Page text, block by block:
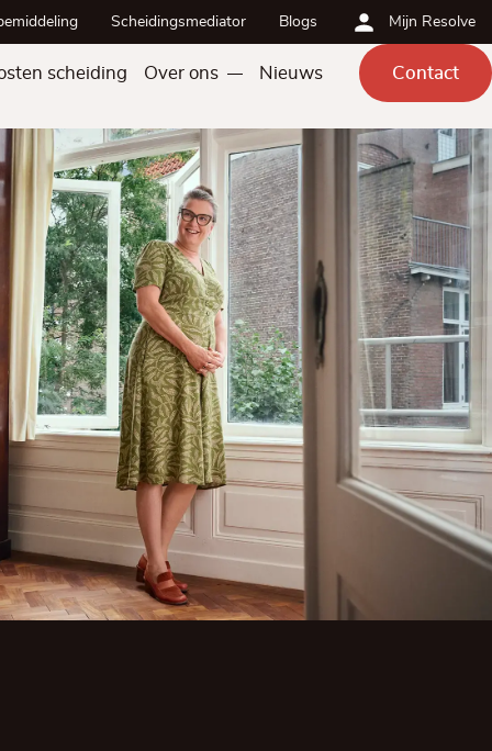
Scheidingsmediator Blogs Mijn Resolve
scheiding Over ons Nieuws Contact